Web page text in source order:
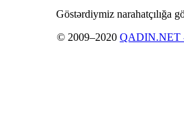
Göstərdiymiz narahatçılığa
© 2009–2020 QADIN.NET